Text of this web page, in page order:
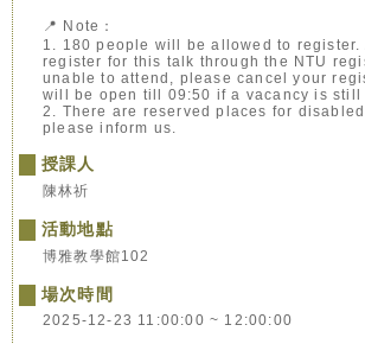
📍 Note：
1. 180 people will be allowed to
register for this talk through the NTU
unable to attend, please cancel your
will be open till 09:50 if a vacancy is still
2. There are reserved places for
please inform us.
授課人
陳林祈
活動地點
博雅教學館102
場次時間
2025-12-23 11:00:00 ~ 12:00:00